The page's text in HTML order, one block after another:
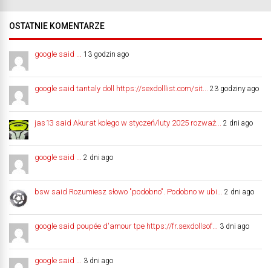
OSTATNIE KOMENTARZE
google said ... 13 godzin ago
google said tantaly doll https://sexdolllist.com/sit... 23 godziny ago
jas13 said Akurat kolego w styczeń/luty 2025 rozważ... 2 dni ago
google said ... 2 dni ago
bsw said Rozumiesz słowo "podobno". Podobno w ubi... 2 dni ago
google said poupée d'amour tpe https://fr.sexdollsof... 3 dni ago
google said ... 3 dni ago